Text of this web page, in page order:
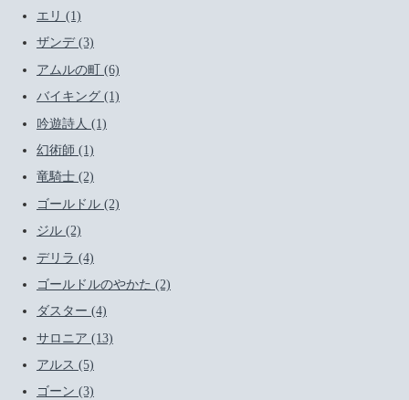
エリ (1)
ザンデ (3)
アムルの町 (6)
バイキング (1)
吟遊詩人 (1)
幻術師 (1)
竜騎士 (2)
ゴールドル (2)
ジル (2)
デリラ (4)
ゴールドルのやかた (2)
ダスター (4)
サロニア (13)
アルス (5)
ゴーン (3)